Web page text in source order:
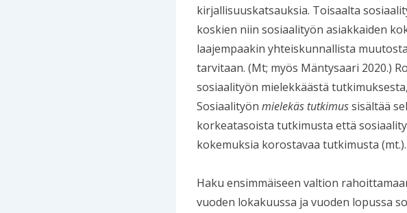
kirjallisuuskatsauksia. Toisaalta
koskien niin sosiaalityön asiakkaiden
laajempaakin yhteiskunnallista
tarvitaan. (Mt; myös Mäntysaari 2020.)
sosiaalityön mielekkäästä
Sosiaalityön mielekäs tutkimussisältää
korkeatasoista tutkimusta että
kokemuksia korostavaa tutkimusta (mt.).
Haku ensimmäiseen valtion
vuoden lokakuussa ja vuoden lopussa